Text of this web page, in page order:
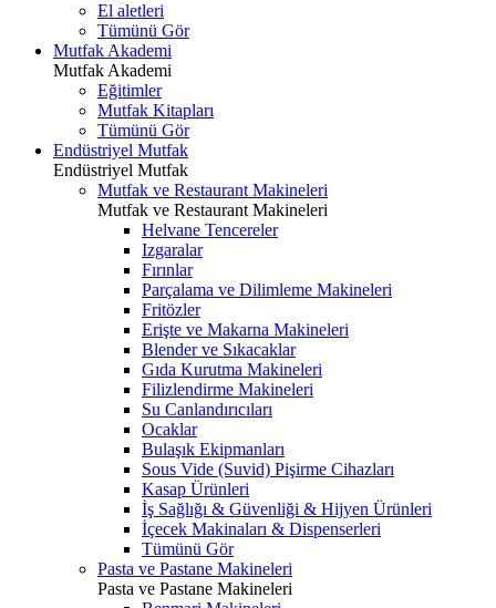
El aletleri
Tümünü Gör
Mutfak Akademi
Mutfak Akademi
Eğitimler
Mutfak Kitapları
Tümünü Gör
Endüstriyel Mutfak
Endüstriyel Mutfak
Mutfak ve Restaurant Makineleri
Mutfak ve Restaurant Makineleri
Helvane Tencereler
Izgaralar
Fırınlar
Parçalama ve Dilimleme Makineleri
Fritözler
Erişte ve Makarna Makineleri
Blender ve Sıkacaklar
Gıda Kurutma Makineleri
Filizlendirme Makineleri
Su Canlandırıcıları
Ocaklar
Bulaşık Ekipmanları
Sous Vide (Suvid) Pişirme Cihazları
Kasap Ürünleri
İş Sağlığı & Güvenliği & Hijyen Ürünleri
İçecek Makinaları & Dispenserleri
Tümünü Gör
Pasta ve Pastane Makineleri
Pasta ve Pastane Makineleri